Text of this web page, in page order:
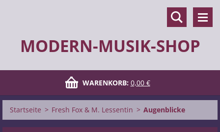
MODERN-MUSIK-SHOP
WARENKORB: 0,00 €
Startseite > Fresh Fox & M. Lessentin > Augenblicke